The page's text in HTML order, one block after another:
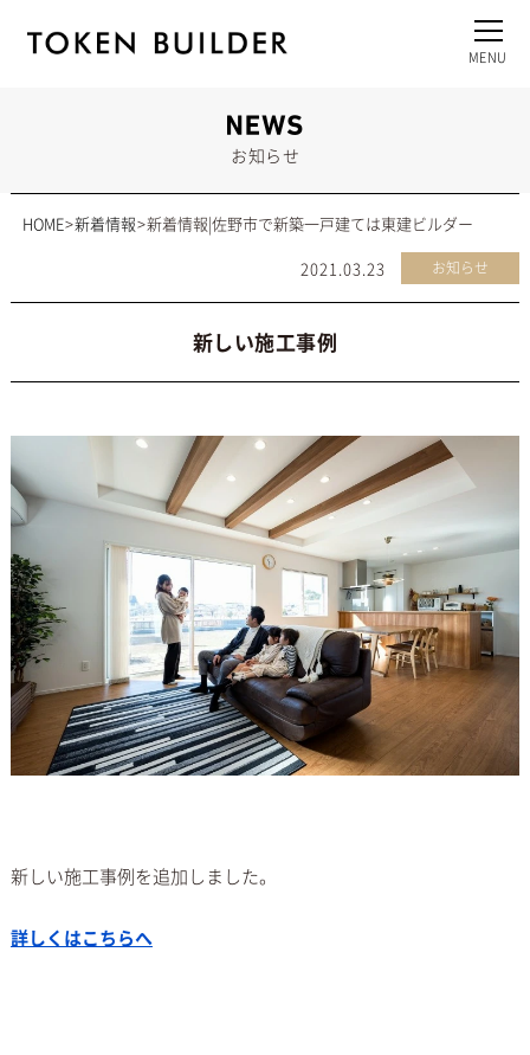
お知らせ
HOME 新着情報 新着情報|佐野市で新築一戸建ては東建ビルダー
2021.03.23
お知らせ
新しい施工事例
新しい施工事例を追加しました。
詳しくはこちらへ